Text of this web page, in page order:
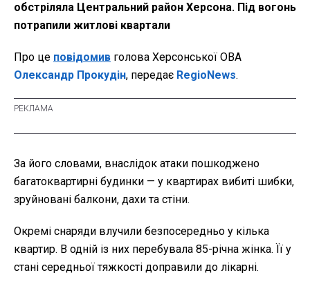
обстріляла Центральний район Херсона. Під вогонь
потрапили житлові квартали
Про це повідомив голова Херсонської ОВА
Олександр Прокудін, передає RegioNews.
За його словами, внаслідок атаки пошкоджено
багатоквартирні будинки — у квартирах вибиті шибки,
зруйновані балкони, дахи та стіни.
Окремі снаряди влучили безпосередньо у кілька
квартир. В одній із них перебувала 85-річна жінка. Її у
стані середньої тяжкості доправили до лікарні.